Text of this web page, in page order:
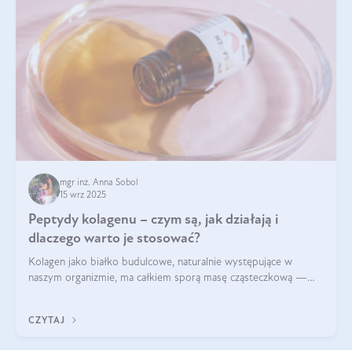
mgr inż. Anna Sobol
15 wrz 2025
Peptydy kolagenu – czym są, jak działają i
dlaczego warto je stosować?
Kolagen jako białko budulcowe, naturalnie występujące w
naszym organizmie, ma całkiem sporą masę cząsteczkową —
bardziej biodostępny
CZYTAJ